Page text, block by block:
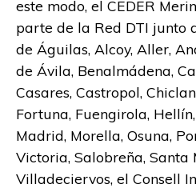
este modo, el CEDER
parte de la Red DTI junto
de Águilas, Alcoy, Aller,
de Ávila, Benalmádena,
Casares, Castropol,
Fortuna, Fuengirola,
Madrid, Morella, Osuna,
Victoria, Salobreña,
Villadeciervos, el Consell